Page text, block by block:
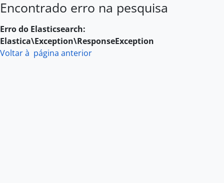
Skip to main content
Encontrado erro na pesquisa
Erro do Elasticsearch:
Elastica\Exception\ResponseException
Voltar à página anterior